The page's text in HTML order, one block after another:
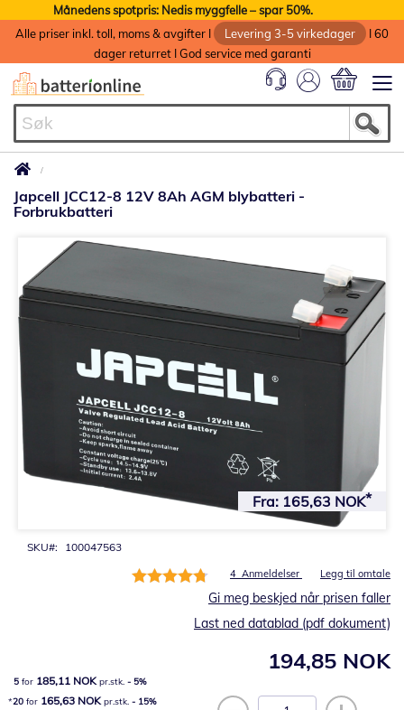
Månedens spotpris: Nedis myggfelle – spar 50%.
Alle priser inkl. toll, moms & avgifter I
Levering 3-5 virkedager
I 60
dager returret I God service med garanti
Japcell JCC12-8 12V 8Ah AGM blybatteri -
Forbrukbatteri
SKU 100047563
Rating:
4 Anmeldelser Legg til omtale
194,85 NOK
Gi meg beskjed når prisen faller
5 for 185,11 NOK pr.stk.- 5%
20 for 165,63 NOK pr.stk.- 15%
Last ned datablad (pdf dokument)
slutten
av
bildegalleri
Fra: 165,63 NOK
Gå